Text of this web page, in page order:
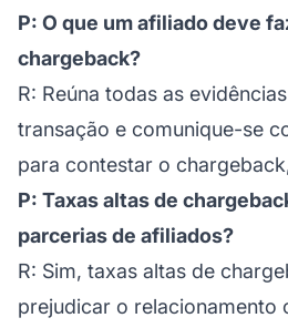
P: O que um afiliado deve
chargeback?
R: Reúna todas as
transação e comunique-se
para contestar o
P: Taxas altas de
parcerias de afiliados?
R: Sim, taxas altas de
prejudicar o relacionamento